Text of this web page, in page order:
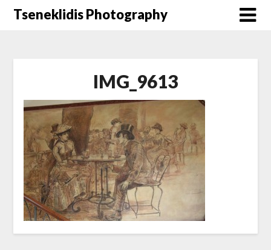
Μετάβαση
Tseneklidis Photography
IMG_9613